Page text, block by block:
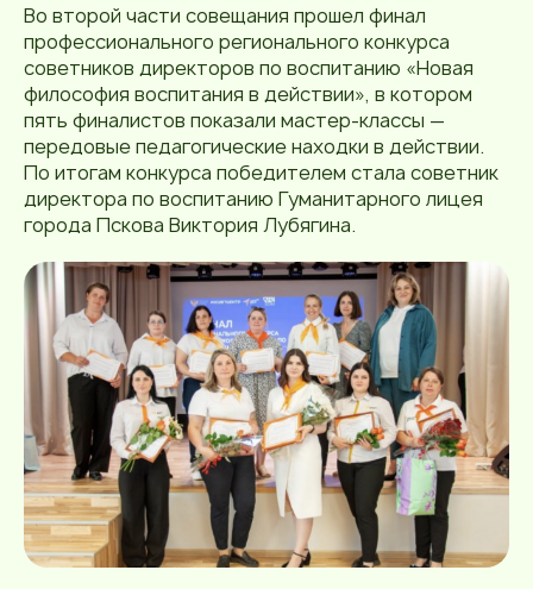
Во второй части совещания прошел финал
профессионального регионального конкурса
советников директоров по воспитанию «Новая
философия воспитания в действии», в котором
пять финалистов показали мастер-классы —
передовые педагогические находки в действии.
По итогам конкурса победителем стала советник
директора по воспитанию Гуманитарного лицея
города Пскова Виктория Лубягина.